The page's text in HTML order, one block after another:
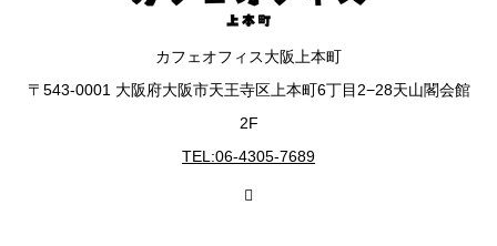
カフェオフィス大阪上本町
〒543-0001 大阪府大阪市天王寺区上本町6丁目2−28天山閣会館
2F
TEL:06-4305-7689